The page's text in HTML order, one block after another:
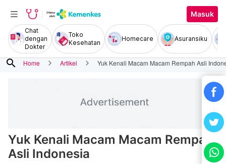
Masuk
Chat
dengan
Dokter
Toko
Kesehatan
Homecare Asuransiku
search Home Artikel Yuk Kenali Macam Macam Rempah Asli
Yuk Kenali Macam Macam Rempah
Asli Indonesia